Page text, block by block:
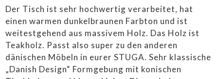
Der Tisch ist sehr hochwertig verarbeitet, hat
einen warmen dunkelbraunen Farbton und ist
weitestgehend aus massivem Holz. Das Holz ist
Teakholz. Passt also super zu den anderen
dänischen Möbeln in eurer STUGA. Sehr klassische
„Danish Design“ Formgebung mit konischen